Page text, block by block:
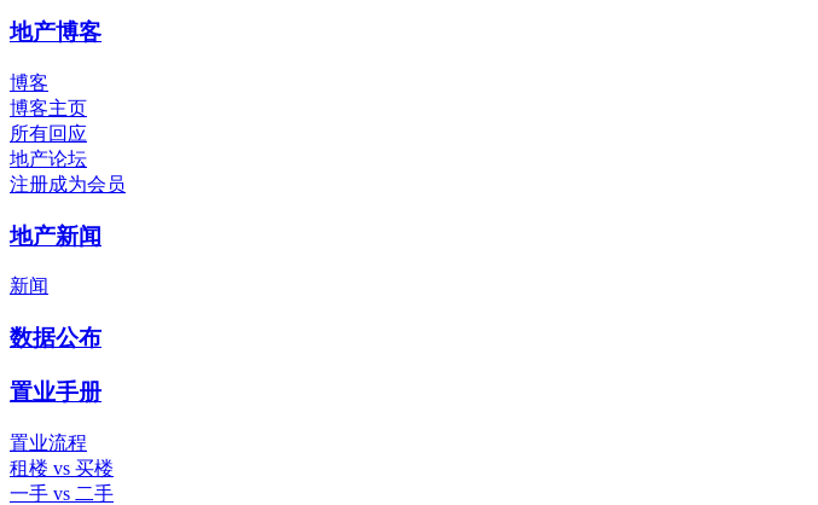
地产博客
博客
博客主页
所有回应
地产论坛
注册成为会员
地产新闻
新闻
数据公布
置业手册
置业流程
租楼 vs 买楼
一手 vs 二手